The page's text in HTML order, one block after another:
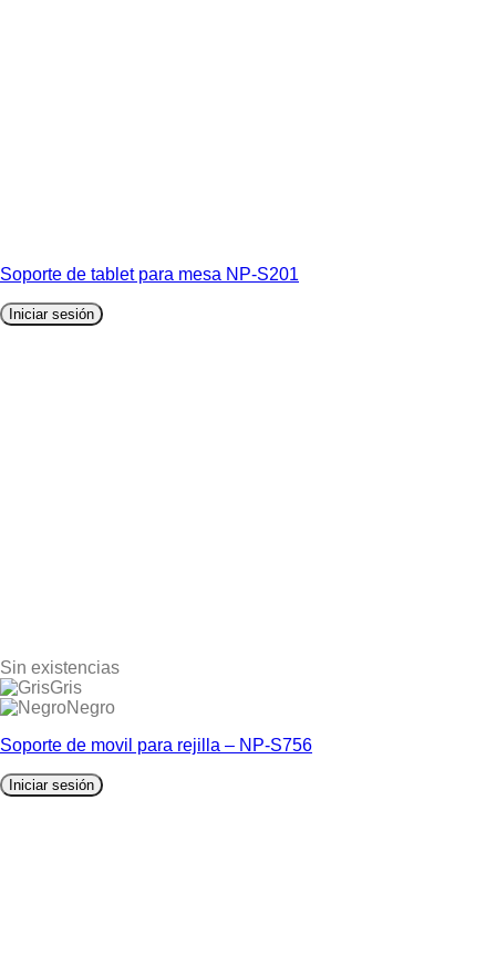
Soporte de tablet para mesa NP-S201
Iniciar sesión
Sin existencias
Gris
Negro
Soporte de movil para rejilla – NP-S756
Iniciar sesión